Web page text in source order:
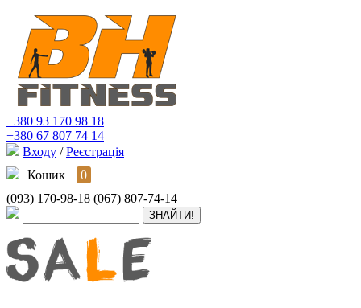
+380 93 170 98 18
+380 67 807 74 14
Входу / Реєстрація
Кошик
0
(093) 170-98-18 (067) 807-74-14